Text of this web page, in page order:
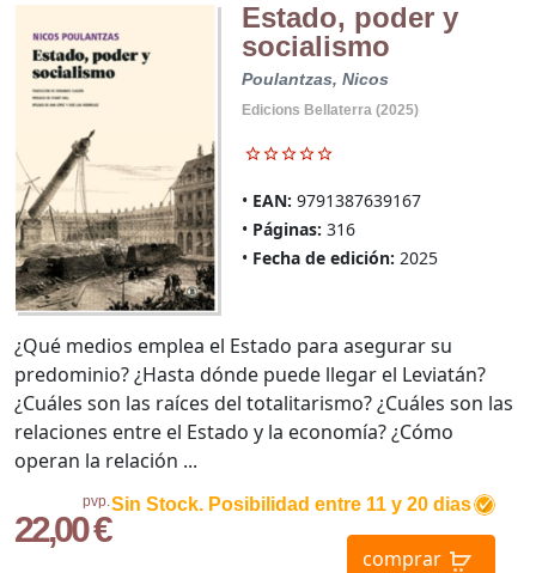
Estado, poder y
socialismo
Poulantzas, Nicos
Edicions Bellaterra (2025)
EAN: 9791387639167
Páginas: 316
Fecha de edición: 2025
pvp.
22,00 €
Sin Stock. Posibilidad entre 11 y 20 dias
comprar
¿Qué medios emplea el Estado para asegurar su
predominio? ¿Hasta dónde puede llegar el Leviatán?
¿Cuáles son las raíces del totalitarismo? ¿Cuáles son las
relaciones entre el Estado y la economía? ¿Cómo
operan la relación ...